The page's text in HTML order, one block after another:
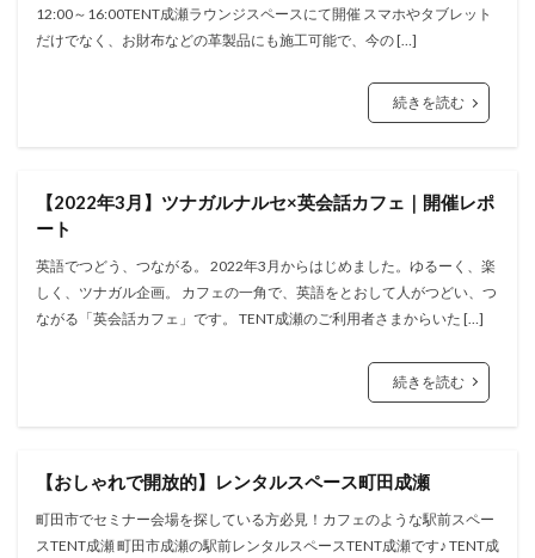
12:00～16:00TENT成瀬ラウンジスペースにて開催 スマホやタブレット
だけでなく、お財布などの革製品にも施工可能で、今の […]
続きを読む
【2022年3月】ツナガルナルセ×英会話カフェ｜開催レポ
ート
英語でつどう、つながる。 2022年3月からはじめました。ゆるーく、楽
しく、ツナガル企画。 カフェの一角で、英語をとおして人がつどい、つ
ながる「英会話カフェ」です。 TENT成瀬のご利用者さまからいた […]
続きを読む
【おしゃれで開放的】レンタルスペース町田成瀬
町田市でセミナー会場を探している方必見！カフェのような駅前スペー
スTENT成瀬 町田市成瀬の駅前レンタルスペースTENT成瀬です♪ TENT成